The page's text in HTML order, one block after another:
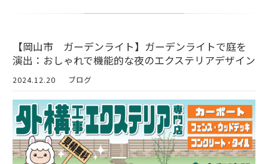
【岡山市 ガーデンライト】ガーデンライトで庭を
演出：おしゃれで機能的な夜のエクステリアデザイン
2024.12.20 ブログ